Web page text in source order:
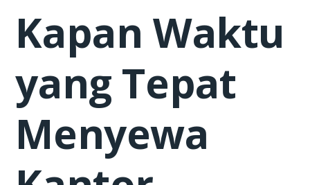
Kapan Waktu
yang Tepat
Menyewa